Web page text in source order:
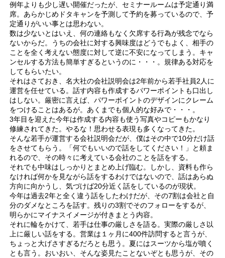
例年よりも少し遅い開催だったが、セミナールームは予定通り満
席。あらかじめドタキャンを予測して予約を募っているので、予
定通りがいい事とは思わない。
数は少ないとはいえ、何の連絡もなく欠席する行為が残念でなら
ないからだ。うちの会社に対する興味度はどうでもよく、相手の
ことを全く考えない態度に対して逆に不安になってしまう。キャ
ンセルする方法も簡単すぎるというのに・・・。規律ある対応を
してもらいたい。
それはさておき、名大社の会社説明会は2年前から若手社員2人に
運営を任せている。話す内容も作成するパワーポイントも口出し
はしない。厳密に言えば、パワーポイントのデザインにクレーム
をつけることはあるが。あくまでも個人的な好みで・・・。
3年目を迎えた今年は作成する内容も使う写真やコピーもかなり
修練されてきた。やるな！思わせる表現も多くなってきた。
そんな若手が運営する会社説明会だが、僕はその中で10分だけ話
をさせてもらう。「何でもいいので話をしてください！」と頼ま
れるので、その時々に考えている会社のことを話をする。
それでも中味はしっかりとまとめ上げ臨む。しかし、資料も作ら
なければ何かを見ながら話をするわけではないので、話はあらぬ
方向に向かうし、気づけば20分近く話をしているのが現状。
今年は過去2年と全く違う話をしたわけだが、その7割は会社と自
分のダメなところを話す。残りの3割でそのフォローをするが、
明らかにマイナスイメージが付きまとう内容。
それに輪をかけて、若手は仕事の厳しさを語る。実際の厳しさ以
上に厳しい話をする。営業は１ヶ月に400件訪問すると言うが、
ちょっと大げさすぎるだろとも思う。夏にはスーツから塩が噴く
とも言う。おいおい、そんな姿見たことないぞとも思うが、その